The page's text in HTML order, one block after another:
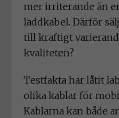
mer irriterande än
laddkabel. Därför
till kraftigt
kvaliteten?
Testfakta har låtit
olika kablar för
Kablarna kan både